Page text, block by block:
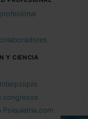
Y CIENCIA
congresos
Psiquiatria.com